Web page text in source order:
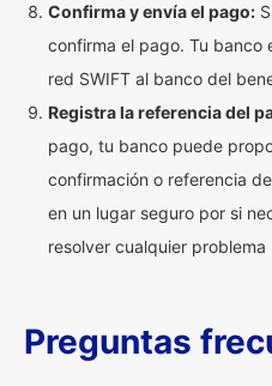
Confirma y envía el pago:
confirma el pago. Tu banco
red SWIFT al banco del
Registra la referencia del
pago, tu banco puede
confirmación o referencia
en un lugar seguro por si
resolver cualquier
Preguntas